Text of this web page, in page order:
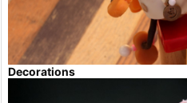
Decorations